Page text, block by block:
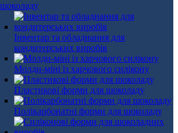
Інвентар та обладнання для
кондитерських виробів
Молди-міні із харчового силікону
Пластикові форми для шоколаду
Полікарбонатні форми для шоколаду